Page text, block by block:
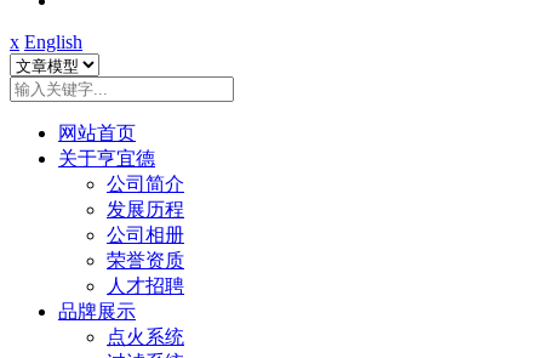
x English
网站首页
关于亨宜德
公司简介
发展历程
公司相册
荣誉资质
人才招聘
品牌展示
点火系统